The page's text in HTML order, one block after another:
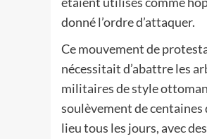
donné l’ordre d’attaquer.
Ce mouvement de
nécessitait d’abattre les
militaires de style
soulèvement de
lieu tous les jours, avec